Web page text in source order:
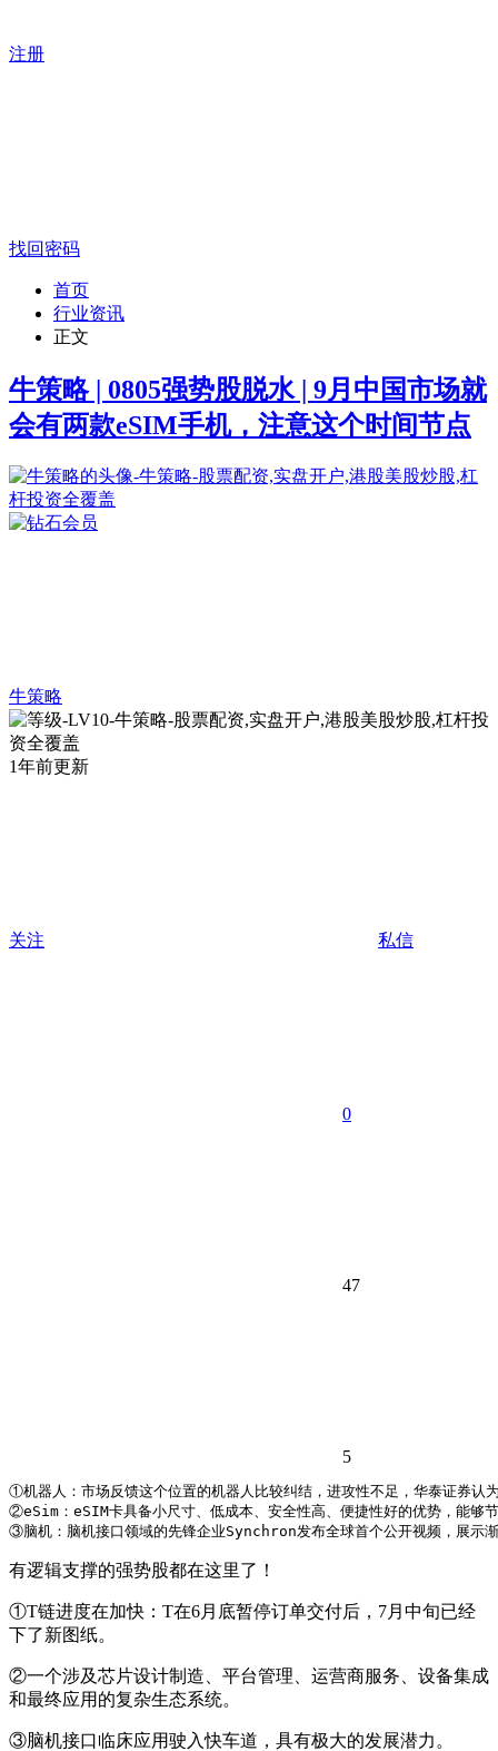
注册
找回密码
首页
行业资讯
正文
牛策略 | 0805强势股脱水 | 9月中国市场就
会有两款eSIM手机，注意这个时间节点
牛策略
1年前更新
关注 私信
0
47
5
①机器人：市场反馈这个位置的机器人比较纠结，进攻性不足，华泰证券认
②eSim：eSIM卡具备小尺寸、低成本、安全性高、便捷性好的优势，能够
③脑机：脑机接口领域的先锋企业Synchron发布全球首个公开视频，展示
有逻辑支撑的强势股都在这里了！
①T链进度在加快： T在6月底暂停订单交付后， 7月中旬已经
下了新图纸。
②一个涉及芯片设计制造、平台管理、运营商服务、设备集成
和最终应用的复杂生态系统。
③脑机接口临床应用驶入快车道，具有极大的发展潜力。